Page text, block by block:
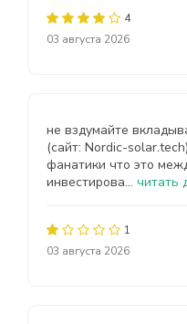
4
03 августа 2026
не вздумайте
(сайт: Nordic-
фанатики что это
инвестирова... читать
1
03 августа 2026